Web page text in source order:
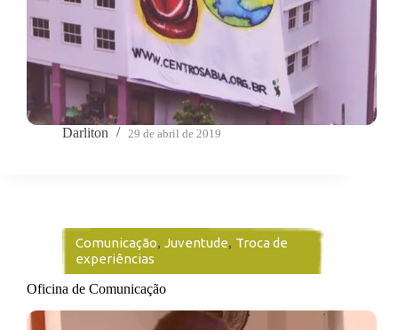
Darliton 29 de abril de 2019
Comunicação, Juventude, Troca de
experiências
Oficina de Comunicação